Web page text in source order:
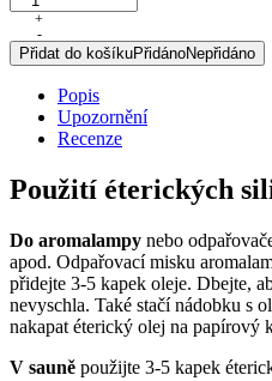
silice,
10
ml
množství
+
-
Přidat do košíkuPřidánoNepřidáno
Popis
Upozornění
Recenze
Použití éterických
Do aromalampy nebo
apod. Odpařovací misku
přidejte 3-5 kapek oleje. Dbejte,
nevyschla. Také stačí nádobku s
nakapat éterický olej na papírový
V sauně použijte 3-5 kapek